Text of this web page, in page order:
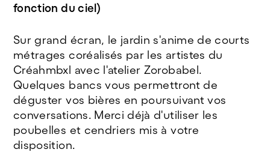
fonction du ciel)
Sur grand écran, le jardin s'anime de courts
métrages coréalisés par les artistes du
Créahmbxl avec l'atelier Zorobabel.
Quelques bancs vous permettront de
déguster vos bières en poursuivant vos
conversations. Merci déjà d'utiliser les
poubelles et cendriers mis à votre
disposition.